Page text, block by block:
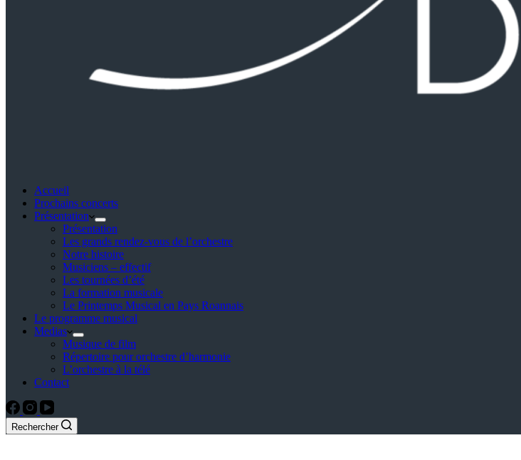
Accueil
Prochains concerts
Présentation
Présentation
Les grands rendez-vous de l’orchestre
Notre histoire
Musiciens – effectif
Les tournées d’été
La formation musicale
Le Printemps Musical en Pays Roannais
Le programme musical
Medias
Musique de film
Répertoire pour orchestre d’harmonie
L’orchestre à la télé
Contact
Rechercher